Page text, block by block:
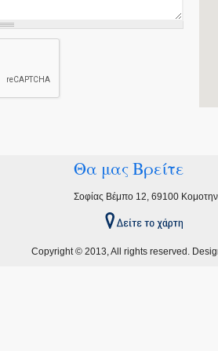
Θα μας Βρείτε
Σοφίας Βέμπο 12, 69100
Copyright © 2013, All rights reserved.